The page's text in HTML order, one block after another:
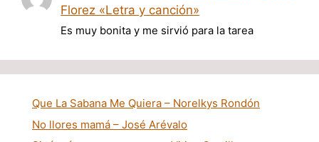
Florez «Letra y canción»
Es muy bonita y me sirvió para la tarea
Que La Sabana Me Quiera – Norelkys Rondón
No llores mamá – José Arévalo